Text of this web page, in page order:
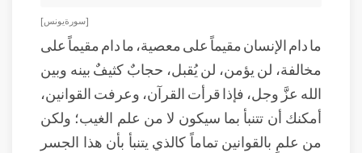
[ سورة يونس ]
ما دام الإنسان مقيماً على معصية، ما دام مقيماً على
مخالفة، لن يؤمن، لن يُقبل، حجابٌ كثيفٌ بينه وبين
الله عزَّ وجل، فإذا قرأت القرآن، وعرفت القوانين،
أمكنك أن تتنبأ بما سيكون لا من علم الغيب؛ ولكن
من علمٍ بالقوانين تماماً كالذي يتنبأ بأن هذا الجسر